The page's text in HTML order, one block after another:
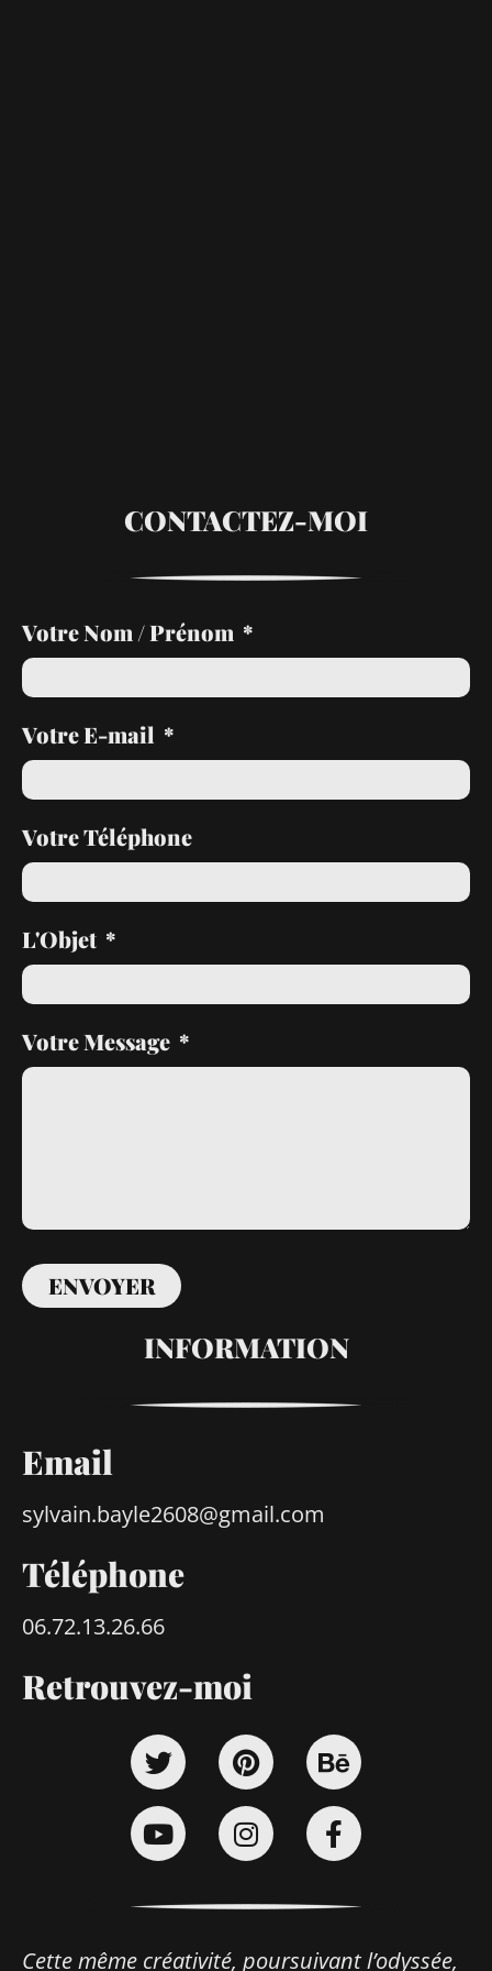
CONTACTEZ-MOI
Votre Nom / Prénom
Votre E-mail
Votre Téléphone
L'Objet
Votre Message
ENVOYER
INFORMATION
Email
sylvain.bayle2608@gmail.com
Téléphone
06.72.13.26.66
Retrouvez-moi
TwitterPinterestBehance
YoutubeInstagramFacebook-
f
Cette même créativité, poursuivant l’odyssée,